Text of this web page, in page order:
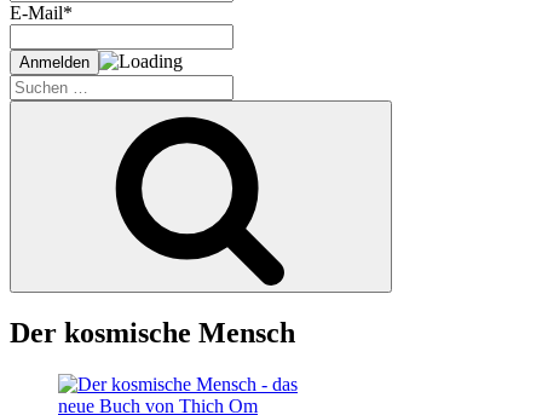
E-Mail*
Suche
nach:
Der kosmische Mensch